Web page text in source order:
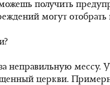
получить
могут отобрать
неправильную мессу.
церкви.